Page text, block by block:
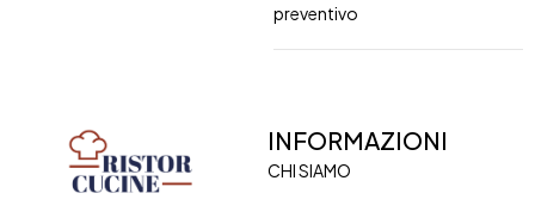
preventivo
INFORMAZIONI
CHI SIAMO